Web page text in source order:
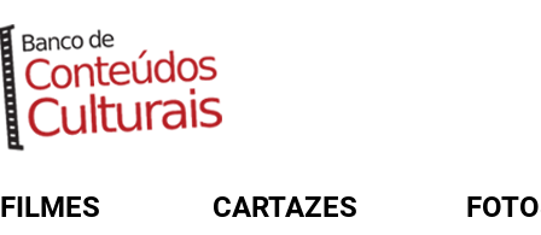
FILMES CARTAZES